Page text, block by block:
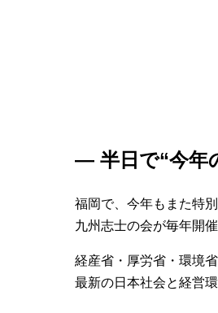
― 半日で“今年
福岡で、今年もまた特
九州志士の会が毎年開
経産省・厚労省・環境
最新の日本社会と経営